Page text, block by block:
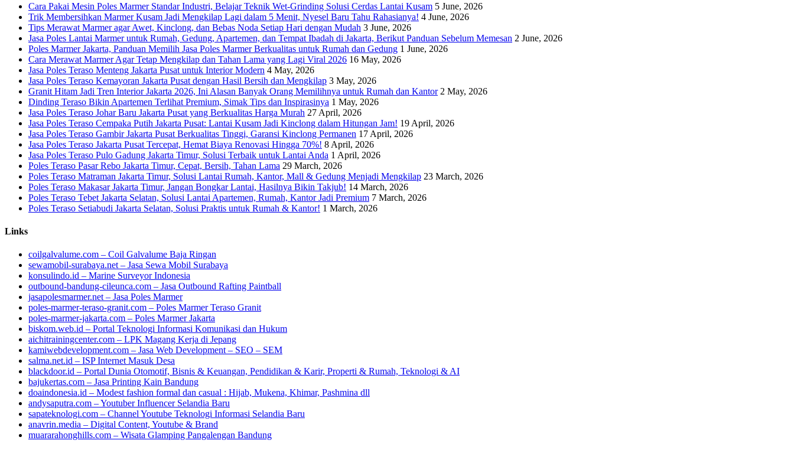
Cara Pakai Mesin Poles Marmer Standar Industri, Belajar Teknik Wet-Grinding Solusi Cerdas Lantai Kusam 5 June, 2026
Trik Membersihkan Marmer Kusam Jadi Mengkilap Lagi dalam 5 Menit, Nyesel Baru Tahu Rahasianya! 4 June, 2026
Tips Merawat Marmer agar Awet, Kinclong, dan Bebas Noda Setiap Hari dengan Mudah 3 June, 2026
Jasa Poles Lantai Marmer untuk Rumah, Gedung, Apartemen, dan Tempat Ibadah di Jakarta, Berikut Panduan Sebelum Memesan 2 June, 2026
Poles Marmer Jakarta, Panduan Memilih Jasa Poles Marmer Berkualitas untuk Rumah dan Gedung 1 June, 2026
Cara Merawat Marmer Agar Tetap Mengkilap dan Tahan Lama yang Lagi Viral 2026 16 May, 2026
Jasa Poles Teraso Menteng Jakarta Pusat untuk Interior Modern 4 May, 2026
Jasa Poles Teraso Kemayoran Jakarta Pusat dengan Hasil Bersih dan Mengkilap 3 May, 2026
Granit Hitam Jadi Tren Interior Jakarta 2026, Ini Alasan Banyak Orang Memilihnya untuk Rumah dan Kantor 2 May, 2026
Dinding Teraso Bikin Apartemen Terlihat Premium, Simak Tips dan Inspirasinya 1 May, 2026
Jasa Poles Teraso Johar Baru Jakarta Pusat yang Berkualitas Harga Murah 27 April, 2026
Jasa Poles Teraso Cempaka Putih Jakarta Pusat: Lantai Kusam Jadi Kinclong dalam Hitungan Jam! 19 April, 2026
Jasa Poles Teraso Gambir Jakarta Pusat Berkualitas Tinggi, Garansi Kinclong Permanen 17 April, 2026
Jasa Poles Teraso Jakarta Pusat Tercepat, Hemat Biaya Renovasi Hingga 70%! 8 April, 2026
Jasa Poles Teraso Pulo Gadung Jakarta Timur, Solusi Terbaik untuk Lantai Anda 1 April, 2026
Poles Teraso Pasar Rebo Jakarta Timur, Cepat, Bersih, Tahan Lama 29 March, 2026
Poles Teraso Matraman Jakarta Timur, Solusi Lantai Rumah, Kantor, Mall & Gedung Menjadi Mengkilap 23 March, 2026
Poles Teraso Makasar Jakarta Timur, Jangan Bongkar Lantai, Hasilnya Bikin Takjub! 14 March, 2026
Poles Teraso Tebet Jakarta Selatan, Solusi Lantai Apartemen, Rumah, Kantor Jadi Premium 7 March, 2026
Poles Teraso Setiabudi Jakarta Selatan, Solusi Praktis untuk Rumah & Kantor! 1 March, 2026
Links
coilgalvalume.com – Coil Galvalume Baja Ringan
sewamobil-surabaya.net – Jasa Sewa Mobil Surabaya
konsulindo.id – Marine Surveyor Indonesia
outbound-bandung-cileunca.com – Jasa Outbound Rafting Paintball
jasapolesmarmer.net – Jasa Poles Marmer
poles-marmer-teraso-granit.com – Poles Marmer Teraso Granit
poles-marmer-jakarta.com – Poles Marmer Jakarta
biskom.web.id – Portal Teknologi Informasi Komunikasi dan Hukum
aichitrainingcenter.com – LPK Magang Kerja di Jepang
kamiwebdevelopment.com – Jasa Web Development – SEO – SEM
salma.net.id – ISP Internet Masuk Desa
blackdoor.id – Portal Dunia Otomotif, Bisnis & Keuangan, Pendidikan & Karir, Properti & Rumah, Teknologi & AI
bajukertas.com – Jasa Printing Kain Bandung
doaindonesia.id – Modest fashion formal dan casual : Hijab, Mukena, Khimar, Pashmina dll
andysaputra.com – Youtuber Influencer Selandia Baru
sapateknologi.com – Channel Youtube Teknologi Informasi Selandia Baru
anavrin.media – Digital Content, Youtube & Brand
muararahonghills.com – Wisata Glamping Pangalengan Bandung